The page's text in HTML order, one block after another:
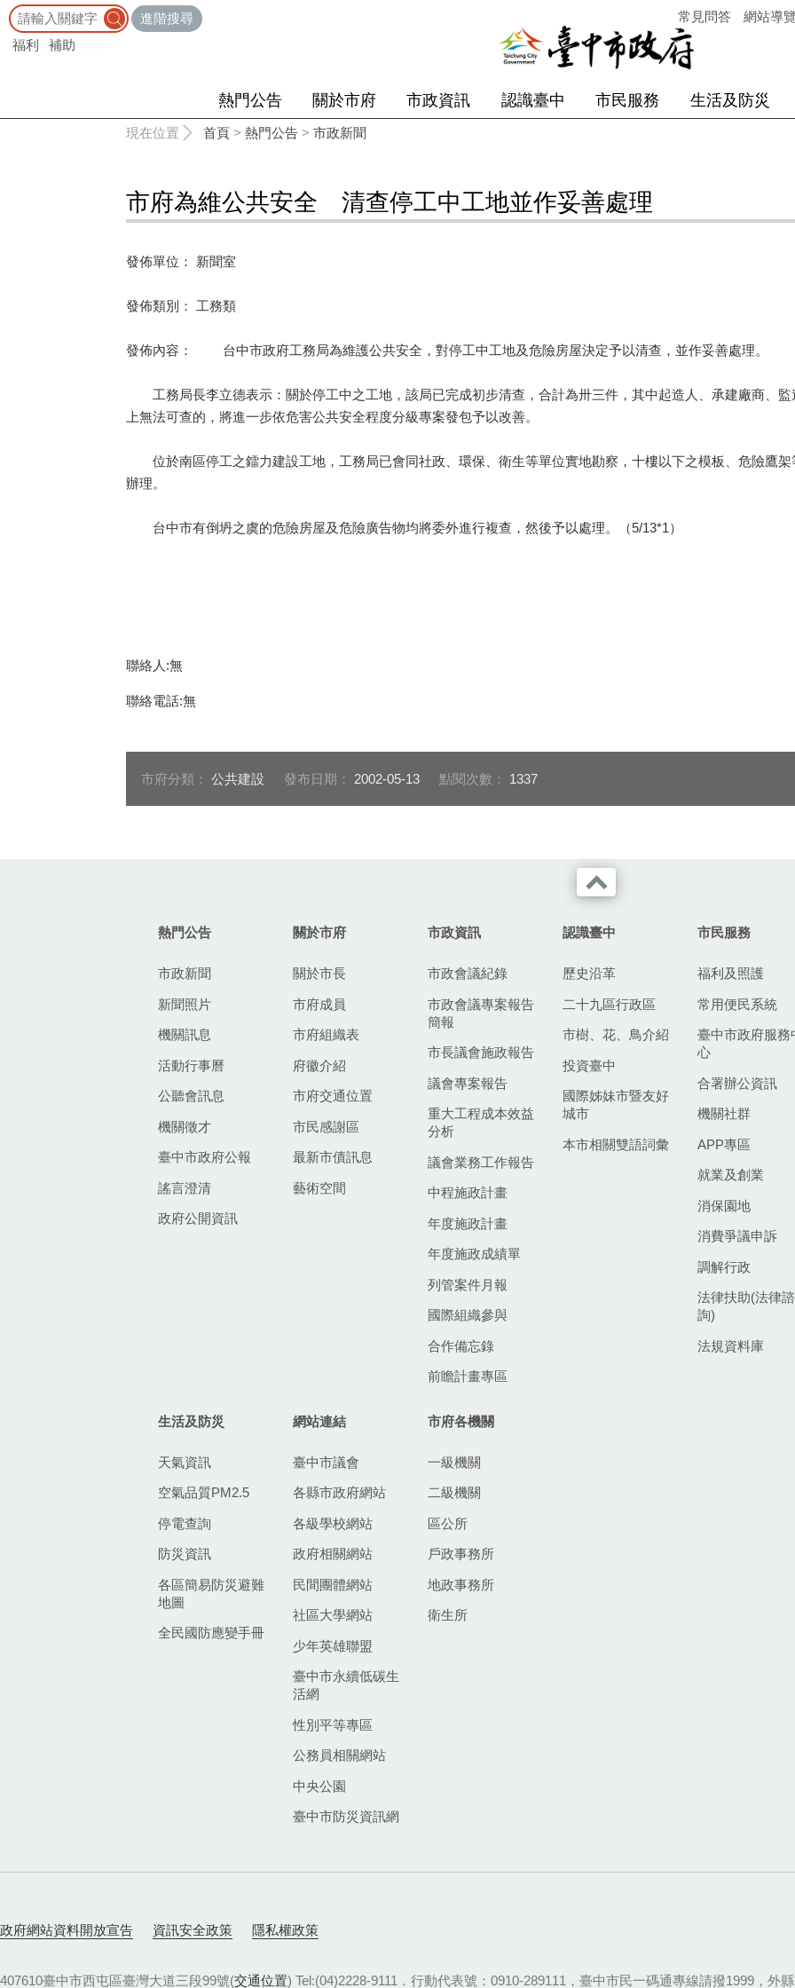
進階搜尋
福利
補助
常見問答 網站導
熱門公告 關於市府 市政資訊 認識臺中 市民服務 生活及防災
現在位置 首頁 > 熱門公告 > 市政新聞
市府為維公共安全 清查停工中工地並作妥善處理
發佈單位： 新聞室
發佈類別： 工務類
發佈內容： 台中市政府工務局為維護公共安全，對停工中工地及危險房屋決定予以清查，並作妥善處理。
工務局長李立德表示：關於停工中之工地，該局已完成初步清查，合計為卅三件，其中起造人、承建廠商、監
上無法可查的，將進一步依危害公共安全程度分級專案發包予以改善。
位於南區停工之鐳力建設工地，工務局已會同社政、環保、衛生等單位實地勘察，十樓以下之模板、危險鷹架
辦理。
台中市有倒坍之虞的危險房屋及危險廣告物均將委外進行複查，然後予以處理。（5/13*1）
聯絡人:無
聯絡電話:無
市府分類： 公共建設 發布日期： 2002-05-13 點閱次數： 1337
熱門公告
市政新聞
新聞照片
機關訊息
活動行事曆
公聽會訊息
機關徵才
臺中市政府公報
謠言澄清
政府公開資訊
關於市府
關於市長
市府成員
市府組織表
府徽介紹
市府交通位置
市民感謝區
最新市債訊息
藝術空間
市政資訊
市政會議紀錄
市政會議專案報告
簡報
市長議會施政報告
議會專案報告
重大工程成本效益
分析
議會業務工作報告
中程施政計畫
年度施政計畫
年度施政成績單
列管案件月報
國際組織參與
合作備忘錄
前瞻計畫專區
認識臺中
歷史沿革
二十九區行政區
市樹、花、鳥介紹
投資臺中
國際姊妹市暨友好
城市
本市相關雙語詞彙
市民服務
福利及照護
常用便民系統
臺中市政府服務
心
合署辦公資訊
機關社群
APP專區
就業及創業
消保園地
消費爭議申訴
調解行政
法律扶助(法律諮
詢)
法規資料庫
生活及防災
天氣資訊
空氣品質PM2.5
停電查詢
防災資訊
各區簡易防災避難
地圖
全民國防應變手冊
網站連結
臺中市議會
各縣市政府網站
各級學校網站
政府相關網站
民間團體網站
社區大學網站
少年英雄聯盟
臺中市永續低碳生
活網
性別平等專區
公務員相關網站
中央公園
臺中市防災資訊網
市府各機關
一級機關
二級機關
區公所
戶政事務所
地政事務所
衛生所
政府網站資料開放宣告 資訊安全政策 隱私權政策
407610臺中市西屯區臺灣大道三段99號(交通位置) Tel:(04)2228-9111．行動代表號：0910-289111，臺中市民一碼通專線請撥1999，外